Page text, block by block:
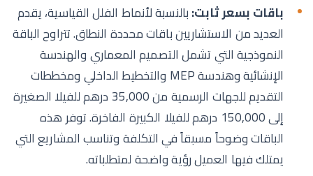
باقات بسعر ثابت:بالنسبة لأنماط الفلل القياسية، يقدم
العديد من الاستشاريين باقات محددة النطاق. تتراوح الباقة
النموذجية التي تشمل التصميم المعماري والهندسة
الإنشائية وهندسة MEP والتخطيط الداخلي ومخططات
التقديم للجهات الرسمية من 35,000 درهم للفيلا الصغيرة
إلى 150,000 درهم للفيلا الكبيرة الفاخرة. توفر هذه
الباقات وضوحاً مسبقاً في التكلفة وتناسب المشاريع التي
يمتلك فيها العميل رؤية واضحة لمتطلباته.